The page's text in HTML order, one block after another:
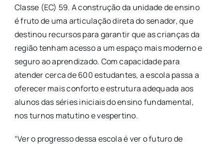
Classe (EC) 59. A construção da unidade de ensino
é fruto de uma articulação direta do senador, que
destinou recursos para garantir que as crianças da
região tenham acesso a um espaço mais moderno e
seguro ao aprendizado. Com capacidade para
atender cerca de 600 estudantes, a escola passa a
oferecer mais conforto e estrutura adequada aos
alunos das séries iniciais do ensino fundamental,
nos turnos matutino e vespertino.
“Ver o progresso dessa escola é ver o futuro de